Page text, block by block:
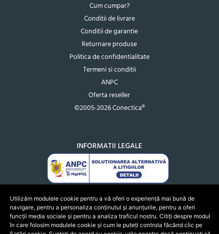
Cum cumpar?
Conditii de livrare
Conditii de garantie
Returnare produse
Politica de confidentialitate
Termeni si conditii
ANPC
Oferta reseller
©2005-2026 Conectica®
INFORMATII LEGALE
Utilizăm modulele cookie pentru a vă oferi o experiență mai bună de
navigare, pentru a personaliza conținutul și anunțurile, pentru a oferi
funcții media sociale și pentru a analiza traficul nostru. Citiți despre modul
în care folosim modulele cookie și cum le puteți controla făcând clic pe